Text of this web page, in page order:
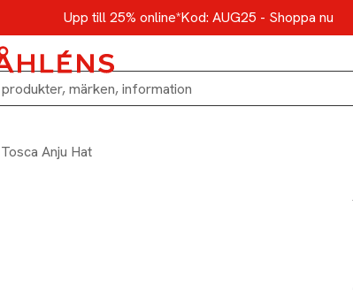
Upp till 25% online*Kod: AUG25 - Shoppa nu
Tosca Anju Hat